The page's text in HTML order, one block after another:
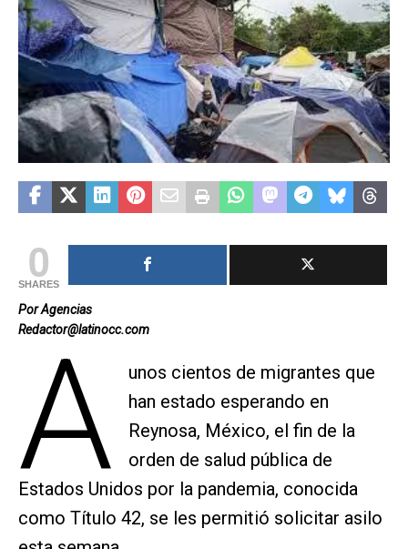
0
SHARES
Por Agencias
Redactor@latinocc.com
A
unos cientos de migrantes que
han estado esperando en
Reynosa, México, el fin de la
orden de salud pública de
Estados Unidos por la pandemia, conocida
como Título 42, se les permitió solicitar asilo